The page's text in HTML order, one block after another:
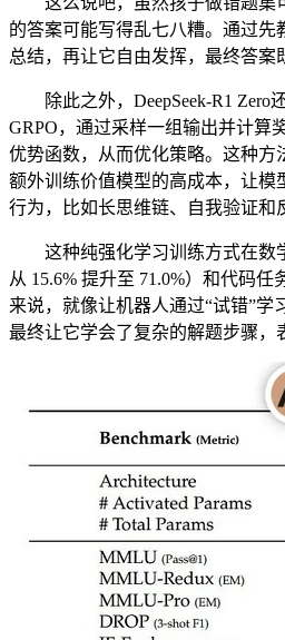
的答案可能写得乱七八糟。通过先
总结，再让它自由发挥，最终答案
除此之外，DeepSeek-R1 Zero
GRPO，通过采样一组输出并计算
优势函数，从而优化策略。这种方
额外训练价值模型的高成本，让模
行为，比如长思维链、自我验证和
这种纯强化学习训练方式在数学
从 15.6% 提升至 71.0%）和代码
来说，就像让机器人通过“试错”学
最终让它学会了复杂的解题步骤，